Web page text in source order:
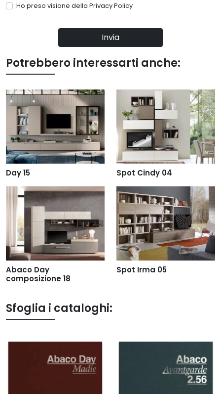
Ho preso visione della Privacy Policy
Invia
Potrebbero interessarti anche:
Day 15 Spot Cindy 04
Abaco Day
composizione 18
Spot Irma 05
Sfoglia i cataloghi: